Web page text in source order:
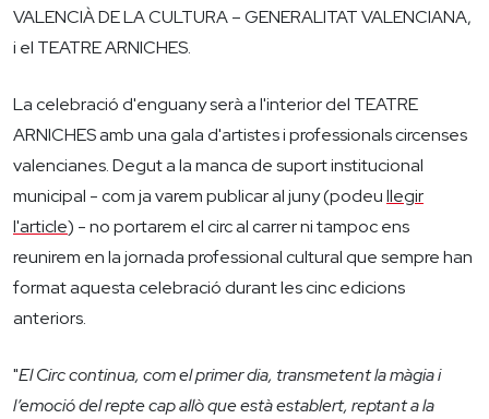
VALENCIÀ DE LA CULTURA – GENERALITAT VALENCIANA,
i el TEATRE ARNICHES.
La celebració d'enguany serà a l'interior del TEATRE
ARNICHES amb una gala d'artistes i professionals circenses
valencianes. Degut a la manca de suport institucional
municipal - com ja varem publicar al juny (podeullegir
l'article) - no portarem el circ al carrer ni tampoc ens
reunirem en la jornada professional cultural que sempre han
format aquesta celebració durant les cinc edicions
anteriors.
"El Circ continua, com el primer dia, transmetent la màgia i
l’emoció del repte cap allò que està establert, reptant a la